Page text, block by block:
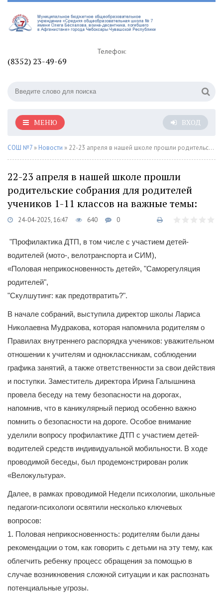
Телефон:
(8352) 23-49-69
ВХОД
МЕНЮ
СОШ №7 » Новости » 22-23 апреля в нашей школе прошли родительские собрания для родителей учеников 1-11 классов на важные темы:
22-23 апреля в нашей школе прошли
родительские собрания для родителей
учеников 1-11 классов на важные темы:
24-04-2025, 16:47 640 0
"Профилактика ДТП, в том числе с участием детей-
водителей (мото-, велотранспорта и СИМ),
«Половая неприкосновенность детей», "Саморегуляция
родителей",
"Скулшутинг: как предотвратить?".
В начале собраний, выступила директор школы Лариса
Николаевна Мудракова, которая напомнила родителям о
Правилах внутреннего распорядка учеников: уважительном
отношении к учителям и одноклассникам, соблюдении
графика занятий, а также ответственности за свои действия
и поступки. Заместитель директора Ирина Галышнина
провела беседу на тему безопасности на дорогах,
напомнив, что в каникулярный период особенно важно
помнить о безопасности на дороге. Особое внимание
уделили вопросу профилактике ДТП с участием детей-
водителей средств индивидуальной мобильности. В ходе
проводимой беседы, был продемонстрирован ролик
«Велокультура».
Далее, в рамках проводимой Недели психологии, школьные
педагоги-психологи освятили несколько ключевых
вопросов:
1. Половая неприкосновенность: родителям были даны
рекомендации о том, как говорить с детьми на эту тему, как
облегчить ребенку процесс обращения за помощью в
случае возникновения сложной ситуации и как распознать
потенциальные угрозы.